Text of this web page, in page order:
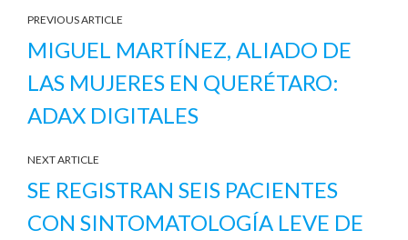
PREVIOUS ARTICLE
MIGUEL MARTÍNEZ, ALIADO DE
LAS MUJERES EN QUERÉTARO:
ADAX DIGITALES
NEXT ARTICLE
SE REGISTRAN SEIS PACIENTES
CON SINTOMATOLOGÍA LEVE DE